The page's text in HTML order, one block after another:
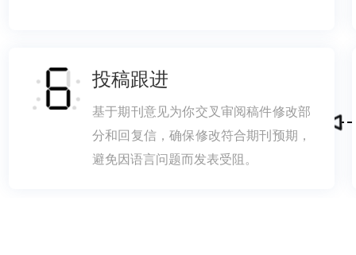
投稿跟进
基于期刊意见为你交叉审阅稿件修改部
分和回复信，确保修改符合期刊预期，
避免因语言问题而发表受阻。